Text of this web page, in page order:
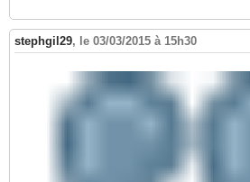
stephgil29, le 03/03/2015 à 15h30